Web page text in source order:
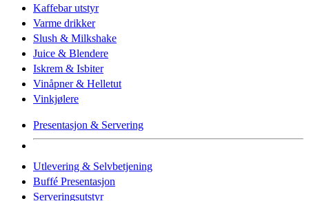
Kaffebar utstyr
Varme drikker
Slush & Milkshake
Juice & Blendere
Iskrem & Isbiter
Vinåpner & Helletut
Vinkjølere
Presentasjon & Servering
Utlevering & Selvbetjening
Buffé Presentasjon
Serveringsutstyr